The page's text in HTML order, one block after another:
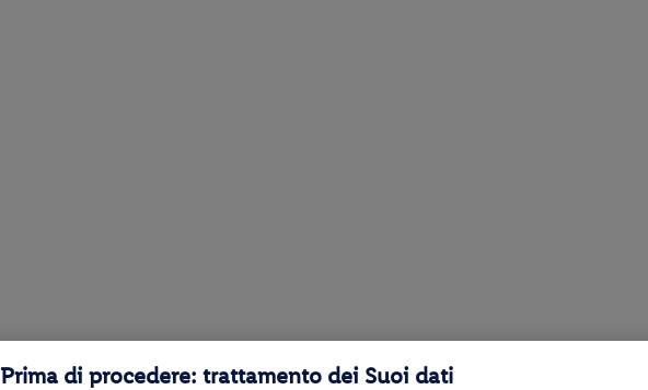
Prima di procedere: trattamento dei Suoi dati